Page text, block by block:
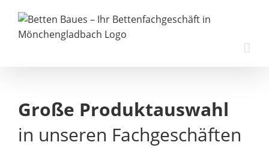
Inhalt
springen
Große Produktauswahl
in unseren Fachgeschäften